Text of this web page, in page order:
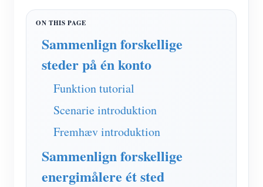
WiFi Power Controller
Ansøgninger
Sammenlign forskellige
steder på én konto
Funktion tutorial
Scenarie introduktion
Fremhæv introduktion
Sammenlign forskellige
energimålere ét sted